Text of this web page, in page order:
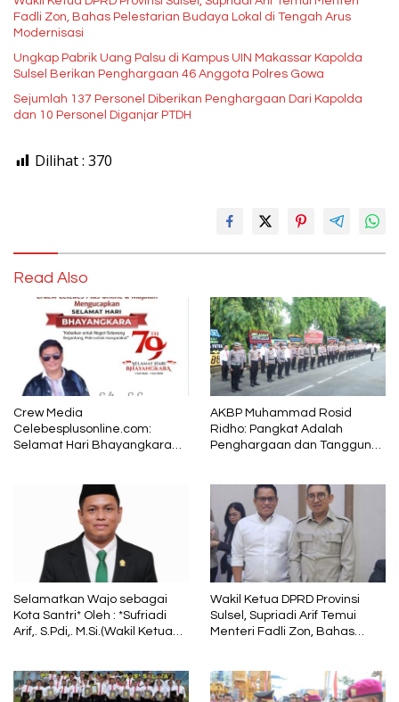
Fadli Zon, Bahas Pelestarian Budaya Lokal di Tengah Arus
Modernisasi
Ungkap Pabrik Uang Palsu di Kampus UIN Makassar Kapolda
Sulsel Berikan Penghargaan 46 Anggota Polres Gowa
Sejumlah 137 Personel Diberikan Penghargaan Dari Kapolda
dan 10 Personel Diganjar PTDH
Dilihat : 370
Read Also
Crew Media
Celebesplusonline.com:
Selamat Hari Bhayangkara
dalam Sunyi dan Terang
AKBP Muhammad Rosid
Ridho: Pangkat Adalah
Penghargaan dan Tanggung
Selamatkan Wajo sebagai
Kota Santri* Oleh : *Sufriadi
Arif,. S.Pdi,. M.Si.(Wakil Ketua
Wakil Ketua DPRD Provinsi
Sulsel, Supriadi Arif Temui
Menteri Fadli Zon, Bahas